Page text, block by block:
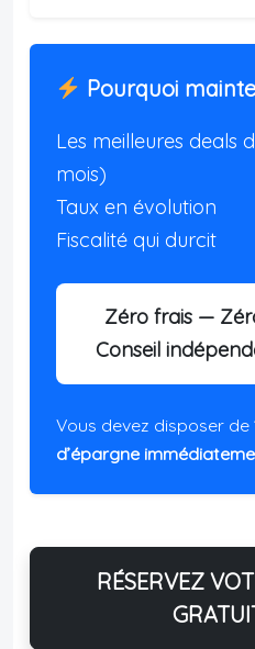
Pourquoi
Les meilleures deals
mois)
Taux en évolution
Fiscalité qui durcit
Zéro frais —
Conseil
Vous devez disposer de
d’épargne
RÉSERVEZ